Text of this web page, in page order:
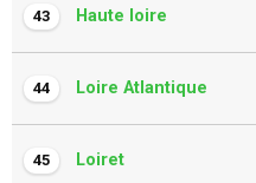
43 Haute loire
44 Loire Atlantique
45 Loiret